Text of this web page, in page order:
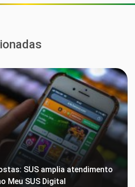
SUS amplia atendimento
Meu SUS Digital